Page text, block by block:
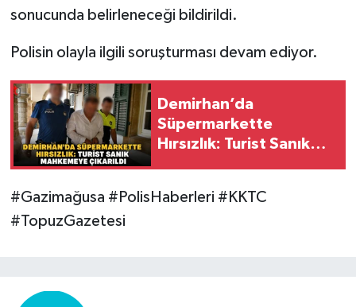
sonucunda belirleneceği bildirildi.
Polisin olayla ilgili soruşturması devam ediyor.
Demirhan’da
Süpermarkette
Hırsızlık: Turist Sanık
#Gazimağusa #PolisHaberleri #KKTC
#TopuzGazetesi